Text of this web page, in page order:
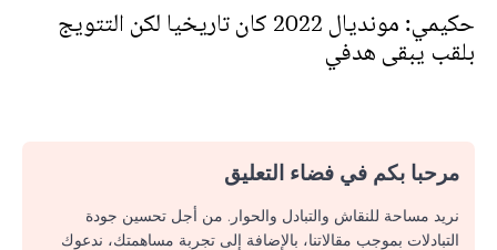
حكيمي: مونديال 2022 كان تاريخيا لكن التتويج
بلقب يبقى هدفي
مرحبا بكم في فضاء التعليق
نريد مساحة للنقاش والتبادل والحوار. من أجل تحسين جودة
التبادلات بموجب مقالاتنا، بالإضافة إلى تجربة مساهمتك، ندعوك